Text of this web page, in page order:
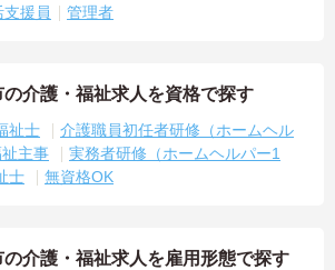
支援員 管理者
介護・福祉求人を資格で探す
祉士
介護職員初任者研修（ホームヘル
主事
実務者研修（ホームヘルパー1
士 無資格OK
介護・福祉求人を雇用形態で探す